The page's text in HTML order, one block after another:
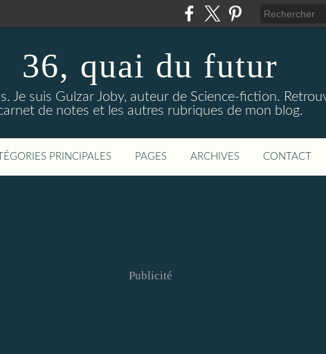
36, quai du futur
Je suis Gulzar Joby, auteur de Science-fiction.
de notes et les autres rubriques de mon blog.
PRINCIPALES PAGES ARCHIVES CONTACT
Publicité